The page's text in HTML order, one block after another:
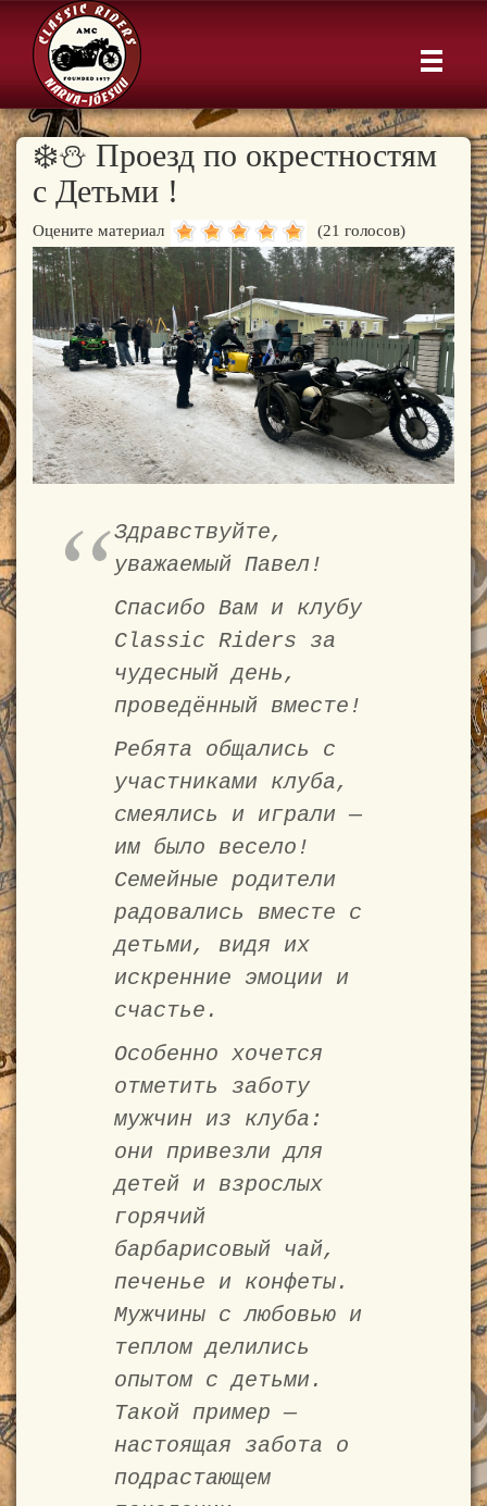
❄️⛄️ Проезд по окрестностям
с Детьми !
Оцените материал (21 голосов)
Здравствуйте,
уважаемый Павел!
Спасибо Вам и клубу
Classic Riders за
чудесный день,
проведённый вместе!
Ребята общались с
участниками клуба,
смеялись и играли —
им было весело!
Семейные родители
радовались вместе с
детьми, видя их
искренние эмоции и
счастье.
Особенно хочется
отметить заботу
мужчин из клуба:
они привезли для
детей и взрослых
горячий
барбарисовый чай,
печенье и конфеты.
Мужчины с любовью и
теплом делились
опытом с детьми.
Такой пример —
настоящая забота о
подрастающем